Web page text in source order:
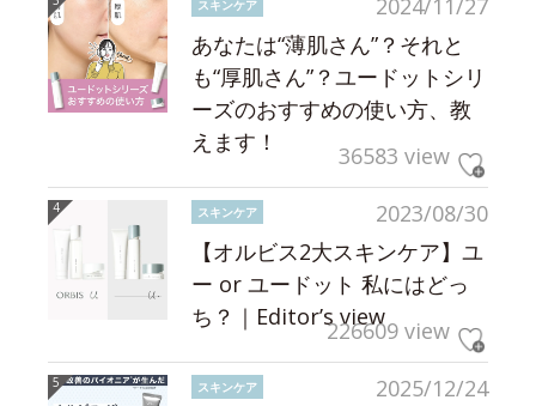
スキンケア
あなたは“薄肌さん”？それと
も“厚肌さん”？ユードットシリ
ーズのおすすめの使い方、教
えます！
36583 view
2023/08/30
スキンケア
【オルビス2大スキンケア】ユ
ー or ユードット 私にはどっ
ち？｜Editor’s view226609 view
2025/12/24
スキンケア